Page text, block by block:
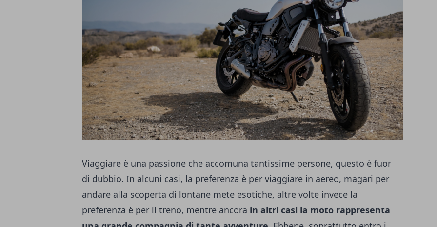
Viaggiare è una passione che accomuna tantissime persone, questo è fuor
di dubbio. In alcuni casi, la preferenza è per viaggiare in aereo, magari per
andare alla scoperta di lontane mete esotiche, altre volte invece la
preferenza è per il treno, mentre ancora in altri casi la moto rappresenta